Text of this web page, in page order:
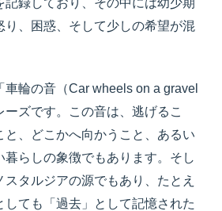
り、困惑、そして少しの希望が混
輪の音（Car wheels on a gravel
ーズです。この音は、逃げるこ
と、どこかへ向かうこと、あるい
暮らしの象徴でもあります。そし
タルジアの源でもあり、たとえ
しても「過去」として記憶された